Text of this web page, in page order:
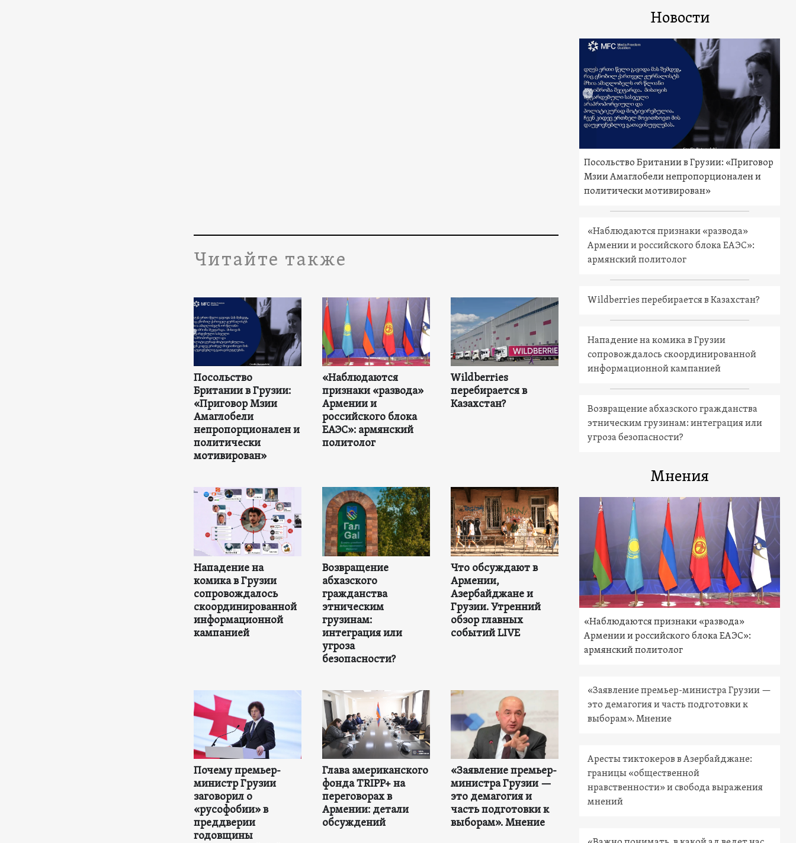
Читайте также
Посольство
Британии в Грузии:
«Приговор Мзии
Амаглобели
непропорционален и
политически
мотивирован»
«Наблюдаются
признаки «развода»
Армении и
российского блока
ЕАЭС»: армянский
политолог
Wildberries
перебирается в
Казахстан?
Нападение на
комика в Грузии
сопровождалось
скоординированной
информационной
кампанией
Возвращение
абхазского
гражданства
этническим
грузинам:
интеграция или
угроза
безопасности?
Что обсуждают в
Армении,
Азербайджане и
Грузии. Утренний
обзор главных
событий LIVE
Почему премьер-
министр Грузии
заговорил о
«русофобии» в
преддверии
годовщины
Глава американского
фонда TRIPP+ на
переговорах в
Армении: детали
обсуждений
«Заявление премьер-
министра Грузии —
это демагогия и
часть подготовки к
выборам». Мнение
Новости
Посольство Британии в Грузии: «Приговор
Мзии Амаглобели непропорционален и
политически мотивирован»
«Наблюдаются признаки «развода»
Армении и российского блока ЕАЭС»:
армянский политолог
Wildberries перебирается в Казахстан?
Нападение на комика в Грузии
сопровождалось скоординированной
информационной кампанией
Возвращение абхазского гражданства
этническим грузинам: интеграция или
угроза безопасности?
Мнения
«Наблюдаются признаки «развода»
Армении и российского блока ЕАЭС»:
армянский политолог
«Заявление премьер-министра Грузии —
это демагогия и часть подготовки к
выборам». Мнение
Аресты тиктокеров в Азербайджане:
границы «общественной
нравственности» и свобода выражения
мнений